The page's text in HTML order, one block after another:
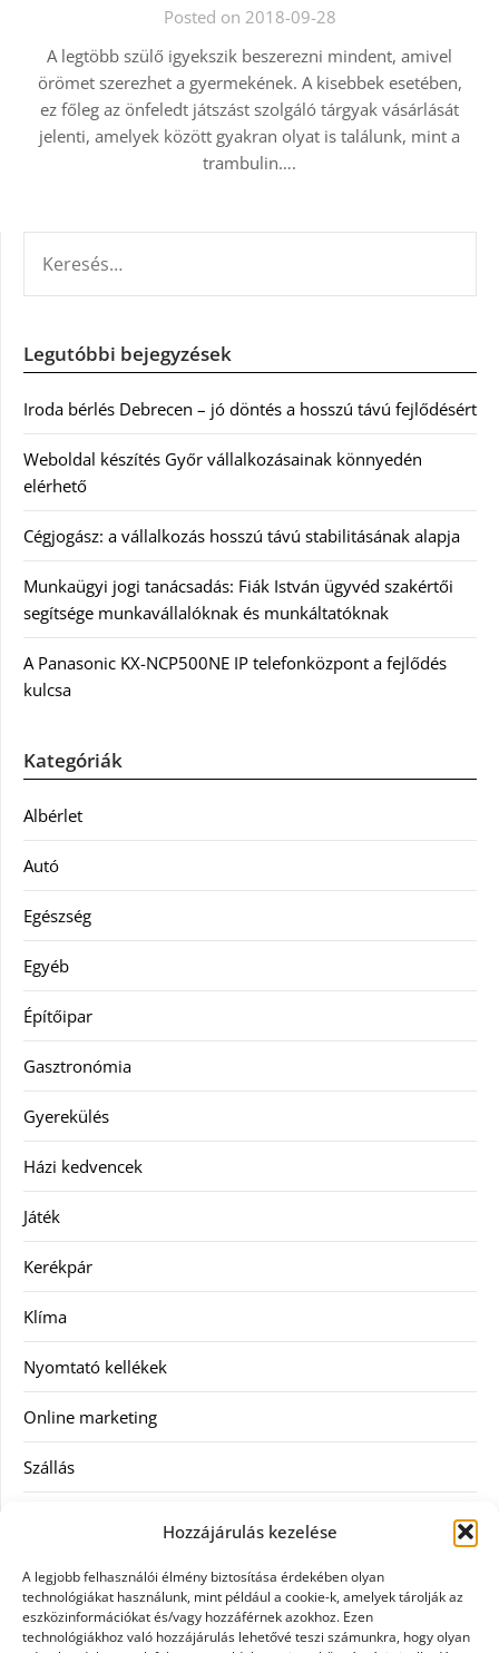
Hozzájárulás kezelése
A legjobb felhasználói élmény biztosítása érdekében olyan
technológiákat használunk, mint például a cookie-k, amelyek tárolják az
eszközinformációkat és/vagy hozzáférnek azokhoz. Ezen
technológiákhoz való hozzájárulás lehetővé teszi számunkra, hogy olyan
Posted on 2018-09-28
A legtöbb szülő igyekszik beszerezni mindent, amivel
örömet szerezhet a gyermekének. A kisebbek esetében,
ez főleg az önfeledt játszást szolgáló tárgyak vásárlását
jelenti, amelyek között gyakran olyat is találunk, mint a
trambulin….
Legutóbbi bejegyzések
Iroda bérlés Debrecen – jó döntés a hosszú távú fejlődésért
Weboldal készítés Győr vállalkozásainak könnyedén
elérhető
Cégjogász: a vállalkozás hosszú távú stabilitásának alapja
Munkaügyi jogi tanácsadás: Fiák István ügyvéd szakértői
segítsége munkavállalóknak és munkáltatóknak
A Panasonic KX-NCP500NE IP telefonközpont a fejlődés
kulcsa
Kategóriák
Albérlet
Autó
Egészség
Egyéb
Építőipar
Gasztronómia
Gyerekülés
Házi kedvencek
Játék
Kerékpár
Klíma
Nyomtató kellékek
Online marketing
Szállás
Szellőztető
Szolgáltatás